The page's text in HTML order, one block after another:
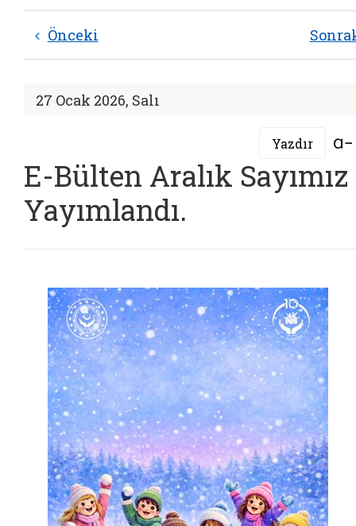
Önceki
27 Ocak 2026, Salı
Yazdır
E-Bülten Aralık Sayımız
Yayımlandı.